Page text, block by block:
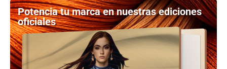
Potencia tu marca en nuestras ediciones
oficiales